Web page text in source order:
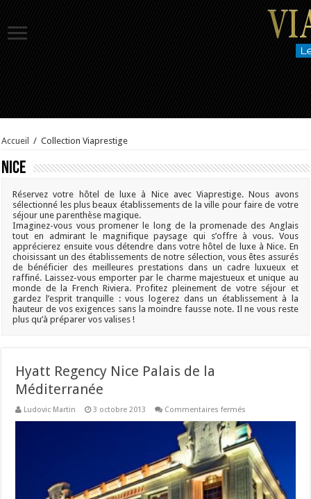
Accueil / Collection Viaprestige
Nice
Réservez votre hôtel de luxe à Nice avec Viaprestige. Nous avons
sélectionné les plus beaux établissements de la ville pour faire de votre
séjour une parenthèse magique.
Imaginez-vous vous promener le long de la promenade des Anglais
tout en admirant le magnifique paysage qui s’offre à vous. Vous
apprécierez ensuite vous détendre dans votre hôtel de luxe à Nice. En
choisissant un des établissements de notre sélection, vous êtes assurés
de bénéficier des meilleures prestations dans un cadre luxueux et
raffiné. Laissez-vous emporter par le charme majestueux et unique au
monde de la French Riviera. Profitez pleinement de votre séjour et
gardez l’esprit tranquille : vous logerez dans un établissement à la
hauteur de vos exigences sans la moindre fausse note. Il ne vous reste
plus qu’à préparer vos valises !
Hyatt Regency Nice Palais de la
Méditerranée
Ludovic Martin 3 octobre 2013 Commentaires fermés
Regency
Nice
Palais
de
la
Méditerranée